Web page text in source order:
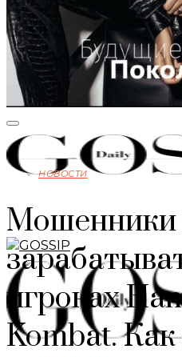
НОВОСТИ
Мошенники
игроках
Kombat. Как